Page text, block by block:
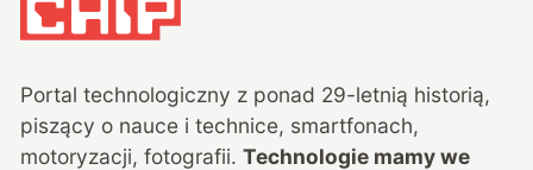
Portal technologiczny z ponad 29-letnią historią,
piszący o nauce i technice, smartfonach,
motoryzacji, fotografii. Technologie mamy we